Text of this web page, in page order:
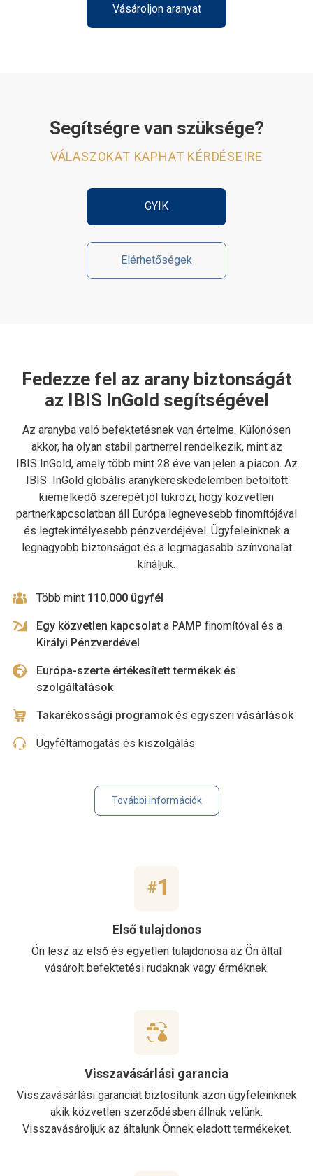
Vásároljon aranyat
Segítségre van szüksége?
VÁLASZOKAT KAPHAT KÉRDÉSEIRE
GYIK
Elérhetőségek
Fedezze fel az arany biztonságát
az IBIS InGold segítségével
Az aranyba való befektetésnek van értelme. Különösen
akkor, ha olyan stabil partnerrel rendelkezik, mint az
IBIS InGold, amely több mint 28 éve van jelen a piacon. Az
IBIS InGold globális aranykereskedelemben betöltött
kiemelkedő szerepét jól tükrözi, hogy közvetlen
partnerkapcsolatban áll Európa legnevesebb finomítójával
és legtekintélyesebb pénzverdéjével. Ügyfeleinknek a
legnagyobb biztonságot és a legmagasabb színvonalat
kínáljuk.
Több mint 110.000 ügyfél
Egy közvetlen kapcsolat a PAMP finomítóval és a
Királyi Pénzverdével
Európa-szerte értékesített termékek és
szolgáltatások
Takarékossági programok és egyszeri vásárlások
Ügyféltámogatás és kiszolgálás
További információk
Első tulajdonos
Ön lesz az első és egyetlen tulajdonosa az Ön által
vásárolt befektetési rudaknak vagy érméknek.
Visszavásárlási garancia
Visszavásárlási garanciát biztosítunk azon ügyfeleinknek
akik közvetlen szerződésben állnak velünk.
Visszavásároljuk az általunk Önnek eladott termékeket.